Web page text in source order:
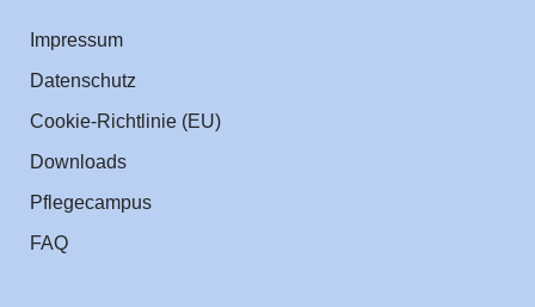
Impressum
Datenschutz
Cookie-Richtlinie (EU)
Downloads
Pflegecampus
FAQ